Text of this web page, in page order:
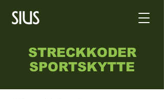
STRECKKODER
SPORTSKYTTE